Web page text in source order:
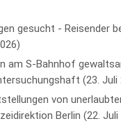
gesucht - Reisender
am S-Bahnhof
23. Juli
von
Berlin
22. Juli